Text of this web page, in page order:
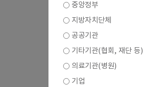
중앙정부
지방자치단체
공공기관
기타기관(협회, 재단 등)
의료기관(병원)
기업